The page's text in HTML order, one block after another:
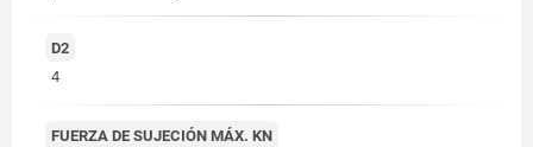
D2
4
FUERZA DE SUJECIÓN MÁX. KN